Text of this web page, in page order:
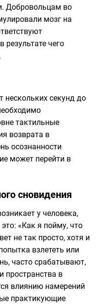
Добровольцам во
мозг на
результате чего
нескольких секунд до
тактильные
возврата в
осознанности
может перейти в
сновидения
у человека,
«Как я пойму, что
не так просто, хотя и
взлететь или
часто срабатывают,
пространства в
влиянию намерений
практикующие